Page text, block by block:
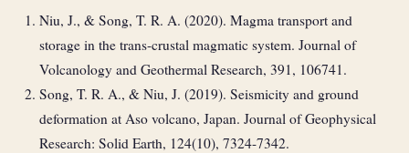
Niu, J., & Song, T. R. A. (2020). Magma transport and
storage in the trans-crustal magmatic system. Journal of
Volcanology and Geothermal Research, 391, 106741.
Song, T. R. A., & Niu, J. (2019). Seismicity and ground
deformation at Aso volcano, Japan. Journal of Geophysical
Research: Solid Earth, 124(10), 7324-7342.